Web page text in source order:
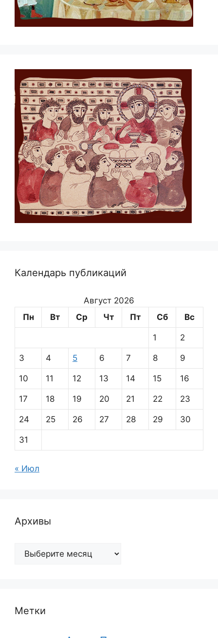
Календарь публикаций
Август 2026
Пн
Вт Ср Чт Пт Сб Вс
1 2
3 4 5 6 7 8 9
10 11 12 13 14 15 16
17 18 19 20 21 22 23
24 25 26 27 28 29 30
31
« Июл
Архивы
Архивы
Метки